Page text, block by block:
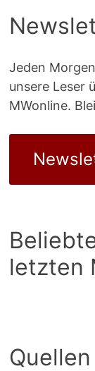
Jeden
unsere Leser
MWonline.
letzten
Quellen